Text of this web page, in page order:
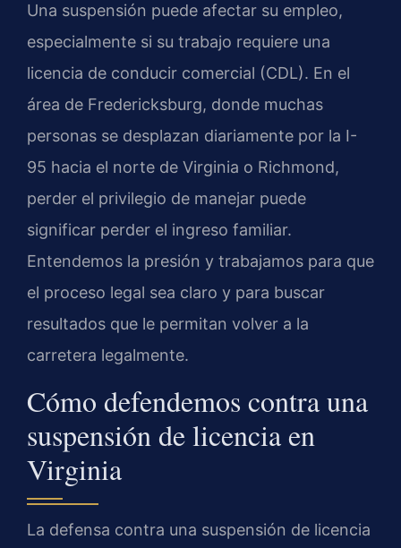
Una suspensión puede afectar su empleo,
especialmente si su trabajo requiere una
licencia de conducir comercial (CDL). En el
área de Fredericksburg, donde muchas
personas se desplazan diariamente por la I-
95 hacia el norte de Virginia o Richmond,
perder el privilegio de manejar puede
significar perder el ingreso familiar.
Entendemos la presión y trabajamos para que
el proceso legal sea claro y para buscar
resultados que le permitan volver a la
carretera legalmente.
Cómo defendemos contra una
suspensión de licencia en
Virginia
La defensa contra una suspensión de licencia